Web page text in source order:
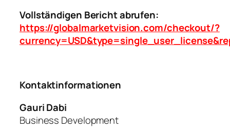
Vollständigen Bericht abrufen:
https://globalmarketvision.com/checkout/?
Kontaktinformationen
Gauri Dabi
Business Development